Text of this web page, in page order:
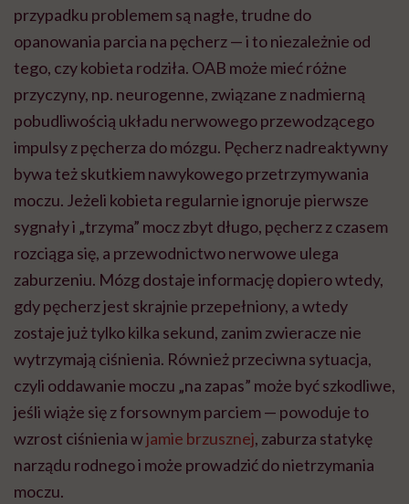
przypadku problemem są nagłe, trudne do
opanowania parcia na pęcherz — i to niezależnie od
tego, czy kobieta rodziła. OAB może mieć różne
przyczyny, np. neurogenne, związane z nadmierną
pobudliwością układu nerwowego przewodzącego
impulsy z pęcherza do mózgu. Pęcherz nadreaktywny
bywa też skutkiem nawykowego przetrzymywania
moczu. Jeżeli kobieta regularnie ignoruje pierwsze
sygnały i „trzyma” mocz zbyt długo, pęcherz z czasem
rozciąga się, a przewodnictwo nerwowe ulega
zaburzeniu. Mózg dostaje informację dopiero wtedy,
gdy pęcherz jest skrajnie przepełniony, a wtedy
zostaje już tylko kilka sekund, zanim zwieracze nie
wytrzymają ciśnienia. Również przeciwna sytuacja,
czyli oddawanie moczu „na zapas” może być szkodliwe,
jeśli wiąże się z forsownym parciem — powoduje to
wzrost ciśnienia wjamie brzusznej, zaburza statykę
narządu rodnego i może prowadzić do nietrzymania
moczu.